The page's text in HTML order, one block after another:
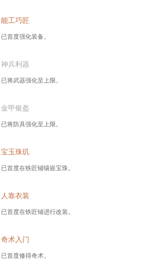
能工巧匠
已首度强化装备。
神兵利器
已将武器强化至上限。
金甲银盔
已将防具强化至上限。
宝玉珠玑
已首度在铁匠铺镶嵌宝珠。
人靠衣装
已首度在铁匠铺进行改装。
奇术入门
已首度修得奇术。